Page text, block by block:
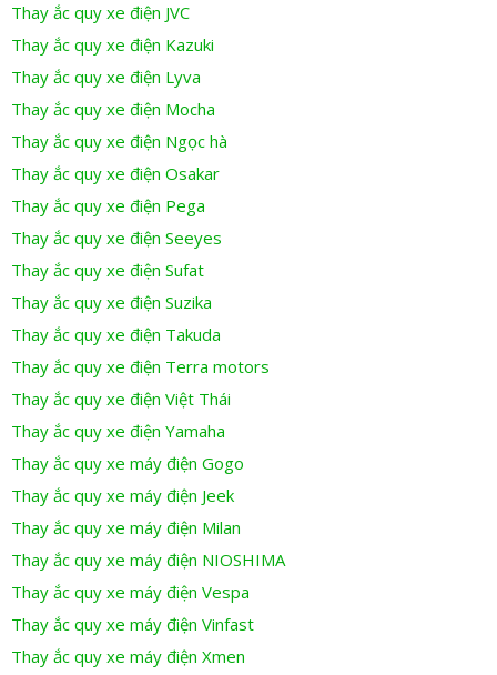
Thay ắc quy xe điện JVC
Thay ắc quy xe điện Kazuki
Thay ắc quy xe điện Lyva
Thay ắc quy xe điện Mocha
Thay ắc quy xe điện Ngọc hà
Thay ắc quy xe điện Osakar
Thay ắc quy xe điện Pega
Thay ắc quy xe điện Seeyes
Thay ắc quy xe điện Sufat
Thay ắc quy xe điện Suzika
Thay ắc quy xe điện Takuda
Thay ắc quy xe điện Terra motors
Thay ắc quy xe điện Việt Thái
Thay ắc quy xe điện Yamaha
Thay ắc quy xe máy điện Gogo
Thay ắc quy xe máy điện Jeek
Thay ắc quy xe máy điện Milan
Thay ắc quy xe máy điện NIOSHIMA
Thay ắc quy xe máy điện Vespa
Thay ắc quy xe máy điện Vinfast
Thay ắc quy xe máy điện Xmen